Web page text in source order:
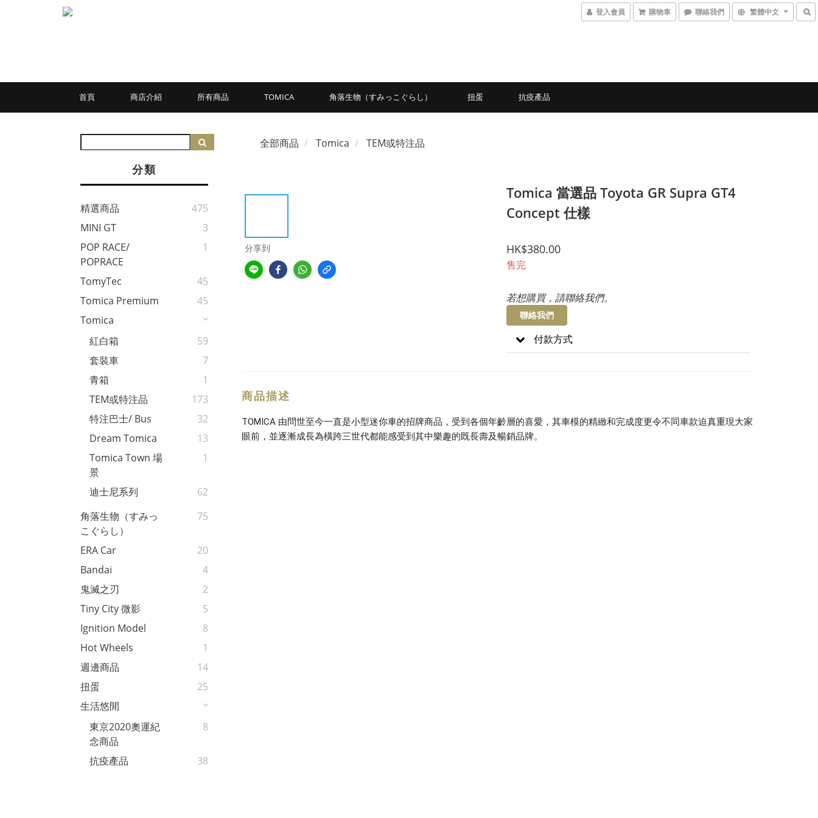
登入會員 購物車 聯絡我們 繁體中文
首頁 商店介紹 所有商品 TOMICA 角落生物（すみっこぐらし） 扭蛋 抗疫產品
分類
精選商品
475
MINI GT
3
POP RACE/
POPRACE
1
TomyTec
45
Tomica Premium
45
Tomica
紅白箱
59
套裝車
7
青箱
1
TEM或特注品
173
特注巴士/ Bus
32
Dream Tomica
13
Tomica Town 場
景
1
迪士尼系列
62
角落生物（すみっ
こぐらし）
75
ERA Car
20
Bandai
4
鬼滅之刃
2
Tiny City 微影
5
Ignition Model
8
Hot Wheels
1
週邊商品
14
扭蛋
25
生活悠閒
東京2020奧運紀
念商品
8
抗疫產品 38
全部商品 Tomica TEM或特注品
分享到
Tomica 當選品 Toyota GR Supra GT4
Concept 仕樣
HK$380.00
售完
若想購買，請聯絡我們。
聯絡我們
付款方式
商品描述
TOMICA 由問世至今一直是小型迷你車的招牌商品，受到各個年齡層的喜愛，其車模的精緻和完成度更令不同車款迫真重現大家
眼前，並逐漸成長為橫跨三世代都能感受到其中樂趣的既長壽及暢銷品牌。